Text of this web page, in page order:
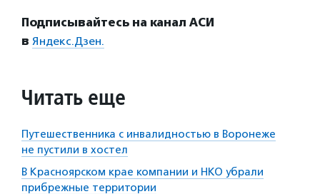
Подписывайтесь на канал АСИ
в Яндекс.Дзен.
Читать еще
Путешественника с инвалидностью в Воронеже
не пустили в хостел
В Красноярском крае компании и НКО убрали
прибрежные территории